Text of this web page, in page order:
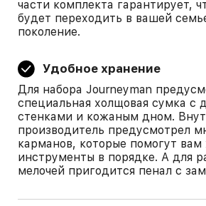
части комплекта гарантирует,
будет переходить в вашей
поколение.
Удобное хранение
Для набора Journeyman
специальная холщовая сумка с
стенками и кожаным дном.
производитель предусмотрел
карманов, которые помогут вам
инструменты в порядке. А для
мелочей пригодится пенал с